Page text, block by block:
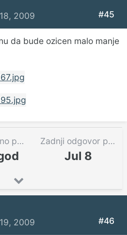
2009 #45
da bude ozicen malo manje
Kreirano pre Zadnji odgovor pre
Jul 8
2009 #46